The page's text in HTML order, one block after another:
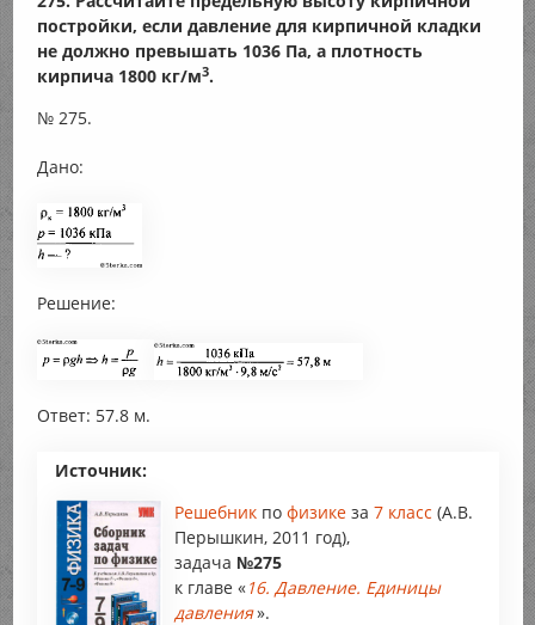
постройки, если давление для кирпичной кладки
не должно превышать 1036 Па, а плотность
кирпича 1800 кг/м3.
№ 275.
Дано:
Решение:
Ответ: 57.8 м.
Источник:
Решебник по физике за 7 класс (А.В.
Перышкин, 2011 год),
задача №275
к главе «16. Давление. Единицы
давления».